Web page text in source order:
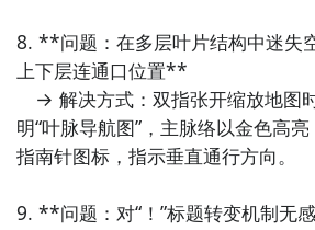
8. **问题：在多层叶片结构中迷失
上下层连通口位置**
→ 解决方式：双指张开缩放地图
明“叶脉导航图”，主脉络以金色高
指南针图标，指示垂直通行方向。
9. **问题：对“！”标题转变机制无